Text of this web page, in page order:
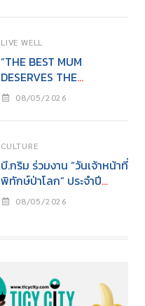
อบอุ่นวันแม่
LIVE WELL
“THE BEST MUM
DESERVES THE
BEST”ไอคอนสยามชวนลูก
ในวันแม่
08/05/2026
CULTURE
บี.กริม ร่วมงาน “วันเจ้าหน้าที่
พิทักษ์ป่าโลก” ประจำปี
2569สนับสนุนการปฏิบัติ
ธรรมชาติสู่ความยั่งยืน
08/05/2026